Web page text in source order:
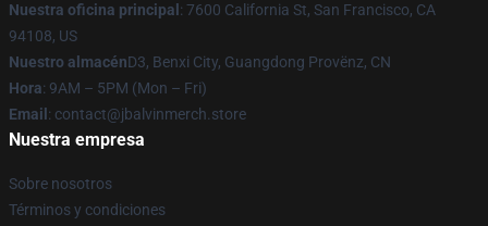
Nuestra oficina principal : 7600 California St, San Francisco, CA
94108, US
Nuestro almacénD3, Benxi City, Guangdong Provënz, CN
Hora: 9AM – 5PM (Mon – Fri)
Email : contact@jbalvinmerch.store
Nuestra empresa
Sobre nosotros
Términos y condiciones